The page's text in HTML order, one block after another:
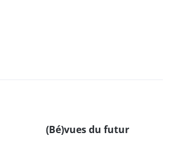
(Bé)vues du futur